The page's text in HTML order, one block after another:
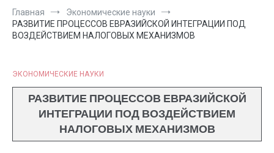
Главная
Экономические науки
РАЗВИТИЕ ПРОЦЕССОВ ЕВРАЗИЙСКОЙ ИНТЕГРАЦИИ ПОД
ВОЗДЕЙСТВИЕМ НАЛОГОВЫХ МЕХАНИЗМОВ
ЭКОНОМИЧЕСКИЕ НАУКИ
РАЗВИТИЕ ПРОЦЕССОВ ЕВРАЗИЙСКОЙ
ИНТЕГРАЦИИ ПОД ВОЗДЕЙСТВИЕМ
НАЛОГОВЫХ МЕХАНИЗМОВ